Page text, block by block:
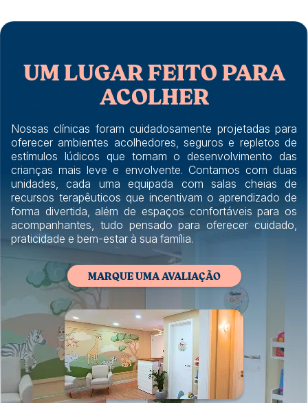
UM LUGAR FEITO PARA
ACOLHER
Nossas clínicas foram cuidadosamente projetadas para
oferecer ambientes acolhedores, seguros e repletos de
estímulos lúdicos que tornam o desenvolvimento das
crianças mais leve e envolvente. Contamos com duas
unidades, cada uma equipada com salas cheias de
recursos terapêuticos que incentivam o aprendizado de
forma divertida, além de espaços confortáveis para os
acompanhantes, tudo pensado para oferecer cuidado,
praticidade e bem-estar à sua família.
MARQUE UMA AVALIAÇÃO